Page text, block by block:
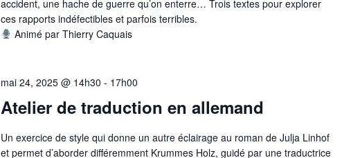
accident, une hache de guerre qu’on enterre… Trois textes pour explorer
ces rapports indéfectibles et parfois terribles.
Animé par Thierry Caquais
mai 24, 2025 @ 14h30 - 17h00
Atelier de traduction en allemand
Un exercice de style qui donne un autre éclairage au roman de Julja Linhof
et permet d’aborder différemment Krummes Holz, guidé par une traductrice